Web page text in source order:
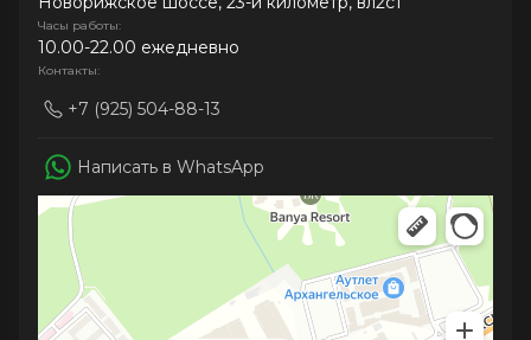
Часы работы:
10.00-22.00 ежедневно
Контакты:
+7 (925) 504-88-13
Написать в WhatsApp